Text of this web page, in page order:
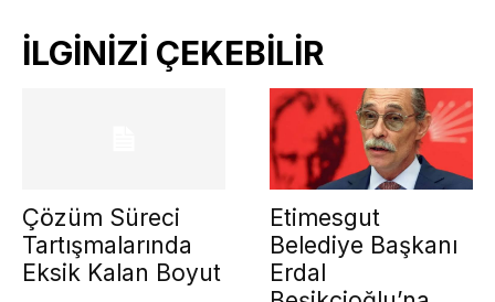
İLGİNİZİ ÇEKEBİLİR
Çözüm Süreci
Tartışmalarında
Eksik Kalan Boyut
Etimesgut
Belediye Başkanı
Erdal